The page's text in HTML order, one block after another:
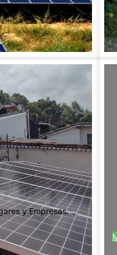
y Empresas.